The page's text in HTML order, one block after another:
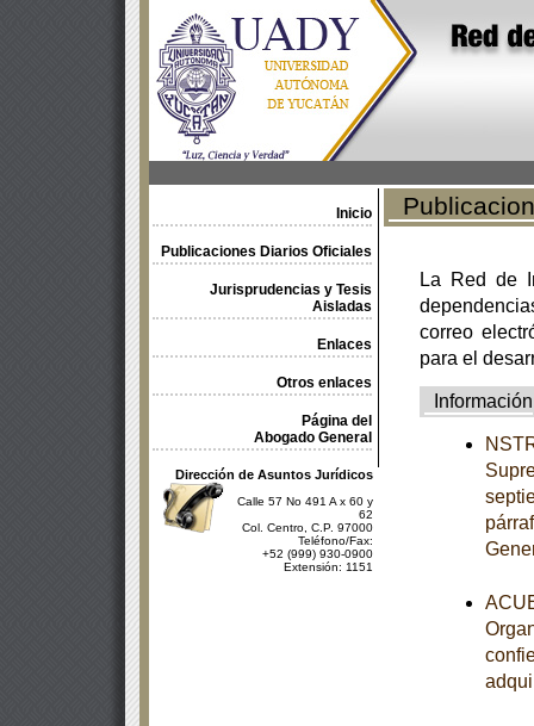
Inicio
Publicaciones Diarios Oficiales
Jurisprudencias y Tesis
Aisladas
Enlaces
Otros enlaces
Página del
Abogado General
Dirección de Asuntos Jurídicos
Calle 57 No 491 A x 60 y
62
Col. Centro, C.P. 97000
Teléfono/Fax:
+52 (999) 930-0900
Extensión: 1151
La Red de
correo
para el
Información